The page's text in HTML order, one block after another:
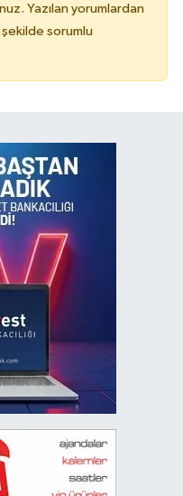
Yazılan yorumlardan
şekilde sorumlu